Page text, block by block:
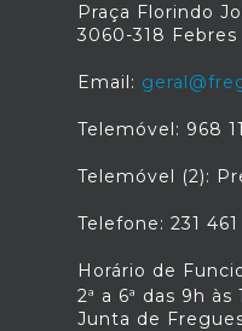
Praça Florindo
3060-318 Febres
Email:
Telemóvel: 968
Telemóvel (2):
Telefone: 231 461
Horário de
2ª a 6ª das 9h às
Junta de